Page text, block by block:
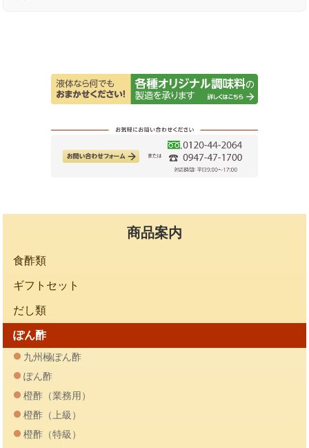
商品案内
食酢類
ギフトセット
だし類
ぽん酢
九州極ぽん酢
ぽん酢
橙酢（業務用）
橙酢（上級）
橙酢（特級）